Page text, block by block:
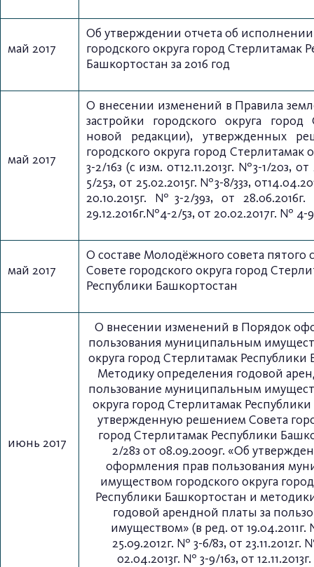
май 2017
Об утверждении отчета об
городского округа город Стерлитамак
Башкортостан за 2016 год
май 2017
О внесении изменений в Правила
застройки городского округа город
новой редакции), утвержденных
городского округа город Стерлитамак
3-2/16з (c изм. от12.11.2013г. №3-1/20з,
5/25з, от 25.02.2015г. №3-8/33з,
20.10.2015г. №3-2/39з, от
29.12.2016г.№4-2/5з, от 20.02.2017г. № 4-
май 2017
О составе Молодёжного совета пятого
Совете городского округа город
Республики Башкортостан
июнь 2017
О внесении изменений в Порядок
пользования муниципальным
округа город Стерлитамак
Методику определения годовой
пользование муниципальным
округа город Стерлитамак
утвержденную решением Совета
город Стерлитамак Республики
2/28з от 08.09.2009г. «Об
оформления прав пользования
имуществом городского округа
Республики Башкортостан и
годовой арендной платы за
имуществом» (в ред. от
25.09.2012г. № 3-6/8з, от 23.11.2012г.
02.04.2013г. № 3-9/16з, от